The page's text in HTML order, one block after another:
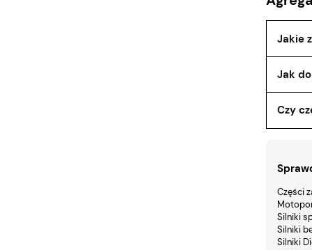
Jakie
Jak
Dobór
Czy
lub
Części
Silniki
Silniki
Silniki